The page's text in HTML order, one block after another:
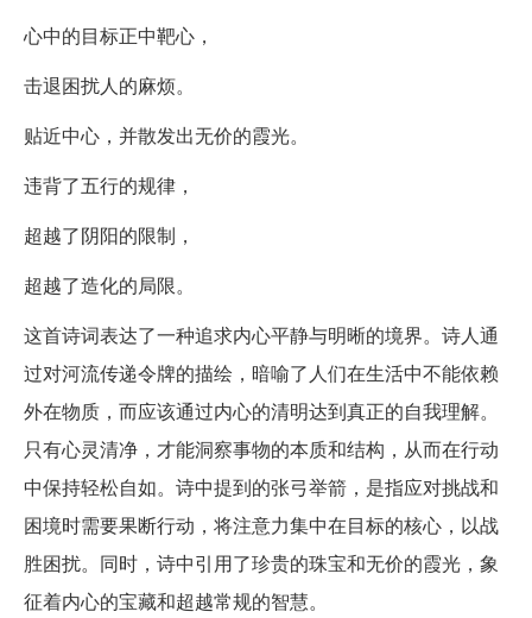
心中的目标正中靶心，
击退困扰人的麻烦。
贴近中心，并散发出无价的霞光。
违背了五行的规律，
超越了阴阳的限制，
超越了造化的局限。
这首诗词表达了一种追求内心平静与明晰的境界。诗人通
过对河流传递令牌的描绘，暗喻了人们在生活中不能依赖
外在物质，而应该通过内心的清明达到真正的自我理解。
只有心灵清净，才能洞察事物的本质和结构，从而在行动
中保持轻松自如。诗中提到的张弓举箭，是指应对挑战和
困境时需要果断行动，将注意力集中在目标的核心，以战
胜困扰。同时，诗中引用了珍贵的珠宝和无价的霞光，象
征着内心的宝藏和超越常规的智慧。